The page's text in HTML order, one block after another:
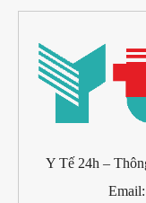
Y Tế 24h –